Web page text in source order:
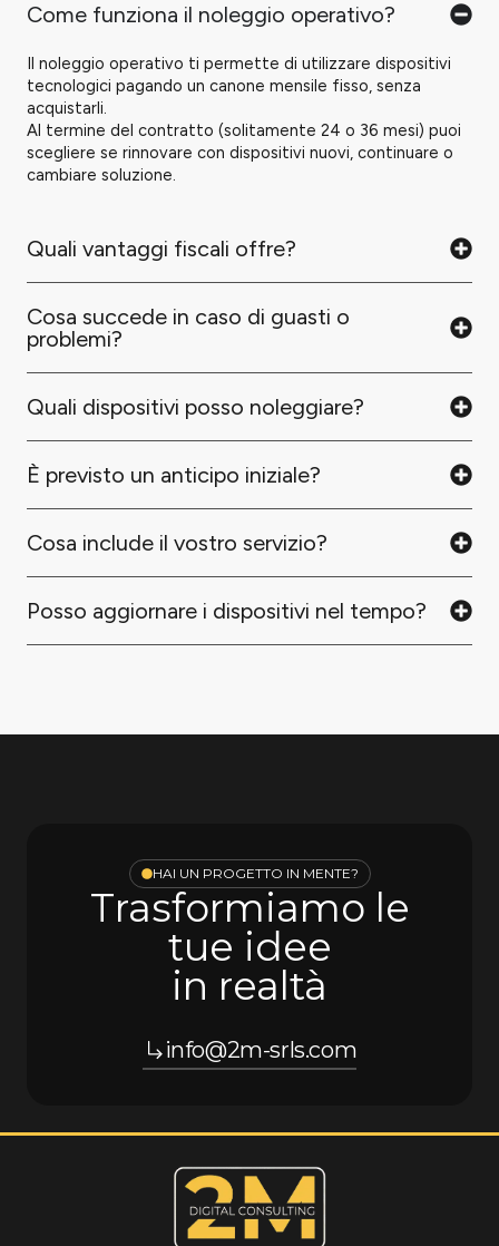
Come funziona il noleggio operativo?
Il noleggio operativo ti permette di utilizzare dispositivi
tecnologici pagando un canone mensile fisso, senza
acquistarli.
Al termine del contratto (solitamente 24 o 36 mesi) puoi
scegliere se rinnovare con dispositivi nuovi, continuare o
cambiare soluzione.
Quali vantaggi fiscali offre?
Cosa succede in caso di guasti o
problemi?
Quali dispositivi posso noleggiare?
È previsto un anticipo iniziale?
Cosa include il vostro servizio?
Posso aggiornare i dispositivi nel tempo?
HAI UN PROGETTO IN MENTE?
Trasformiamo le
tue idee
in realtà
info@2m-srls.com